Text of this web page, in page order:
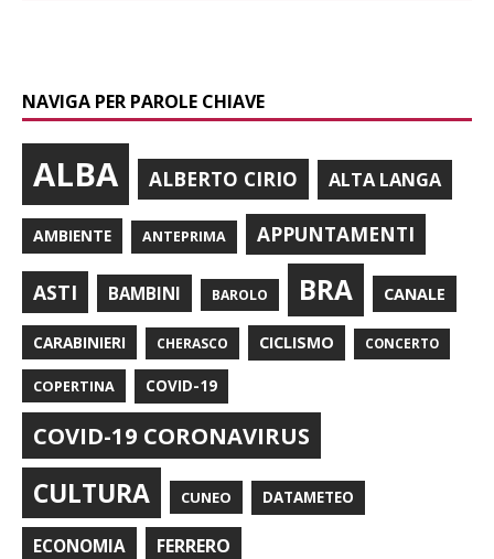
NAVIGA PER PAROLE CHIAVE
ALBA ALBERTO CIRIO ALTA LANGA
AMBIENTE ANTEPRIMA APPUNTAMENTI
ASTI BAMBINI BAROLO BRA CANALE
CARABINIERI CHERASCO CICLISMO CONCERTO
COPERTINA COVID-19
COVID-19 CORONAVIRUS
CULTURA CUNEO DATAMETEO
ECONOMIA FERRERO